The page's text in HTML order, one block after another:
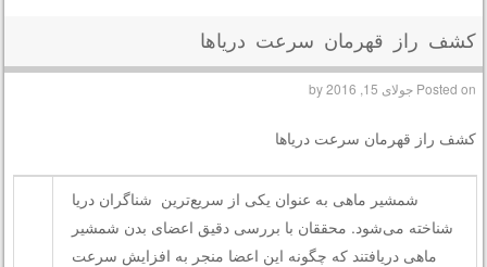
کشف راز قهرمان سرعت دریاها
Posted onجولای 15, 2016 by
کشف راز قهرمان سرعت دریاها
شمشیر ماهی به عنوان یکی از سریع‌ترین شناگران دریا
شناخته می‌شود. محققان با بررسی دقیق اعضای بدن شمشیر
ماهی دریافتند که چگونه این اعضا منجر به افزایش سرعت